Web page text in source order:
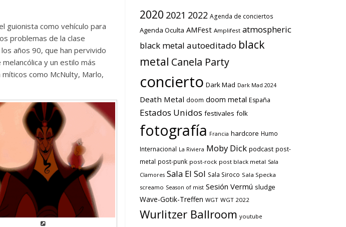
guionista como vehículo para
problemas de la clase
años 90, que han pervivido
y un estilo más
como McNulty, Marlo,
2020 2021 2022 Agenda de conciertos
Agenda Oculta AMFest Amplifest atmospheric
black metal autoeditado black
metal Canela Party
concierto Dark Mad Dark Mad 2024
Death Metal doom doom metal España
Estados Unidos festivales folk
fotografía Francia hardcore Humo
Internacional La Riviera Moby Dick podcast post-
metal post-punk post-rock post black metal Sala
Clamores Sala El Sol Sala Siroco Sala Specka
screamo Season of mist Sesión Vermú sludge
Wave-Gotik-Treffen WGT WGT 2022
Wurlitzer Ballroom youtube